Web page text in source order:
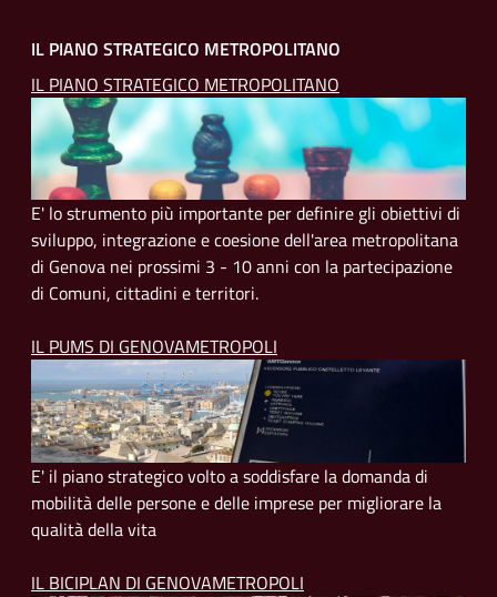
IL PIANO STRATEGICO METROPOLITANO
IL PIANO STRATEGICO METROPOLITANO
E' lo strumento più importante per definire gli obiettivi di
sviluppo, integrazione e coesione dell'area metropolitana
di Genova nei prossimi 3 - 10 anni con la partecipazione
di Comuni, cittadini e territori.
IL PUMS DI GENOVAMETROPOLI
E' il piano strategico volto a soddisfare la domanda di
mobilità delle persone e delle imprese per migliorare la
qualità della vita
IL BICIPLAN DI GENOVAMETROPOLI